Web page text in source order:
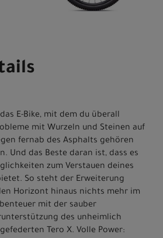
E-Bike, mit dem du überall
mit Wurzeln und Steinen auf
fernab des Asphalts gehören
Und das Beste daran ist, dass es
zum Verstauen deines
So steht der Erweiterung
Horizont hinaus nichts mehr im
mit der sauber
des unheimlich
Tero X. Volle Power: